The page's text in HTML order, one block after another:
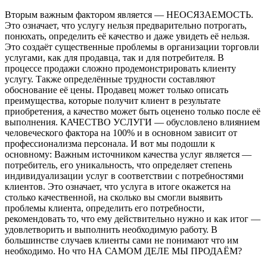
Вторым важным фактором является — НЕОСЯЗАЕМОСТЬ.
Это означает, что услугу нельзя предварительно потрогать,
понюхать, определить её качество и даже увидеть её нельзя.
Это создаёт существенные проблемы в организации торговли
услугами, как для продавца, так и для потребителя. В
процессе продажи сложно продемонстрировать клиенту
услугу. Также определённые трудности составляют
обоснование её цены. Продавец может только описать
преимущества, которые получит клиент в результате
приобретения, а качество может быть оценено только после её
выполнения. КАЧЕСТВО УСЛУГИ — обусловлено влиянием
человеческого фактора на 100% и в основном зависит от
профессионализма персонала. И вот мы подошли к
основному: Важным источником качества услуг является —
потребитель, его уникальность, что определяет степень
индивидуализации услуг в соответствии с потребностями
клиентов. Это означает, что услуга в итоге окажется на
столько качественной, на сколько вы смогли выявить
проблемы клиента, определить его потребности,
рекомендовать то, что ему действительно нужно и как итог —
удовлетворить и выполнить необходимую работу. В
большинстве случаев клиенты сами не понимают что им
необходимо. Но что НА САМОМ ДЕЛЕ МЫ ПРОДАЁМ?